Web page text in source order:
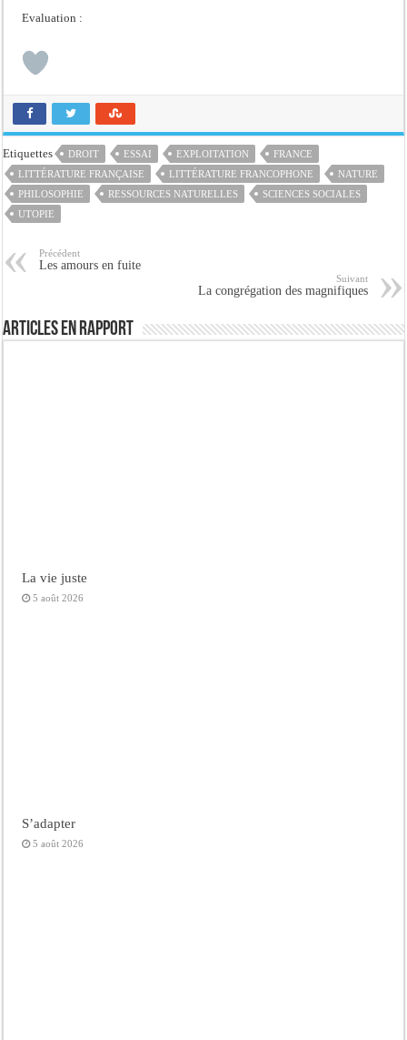
Evaluation :
Etiquettes DROIT ESSAI EXPLOITATION
FRANCE
LITTÉRATURE FRANÇAISE
LITTÉRATURE FRANCOPHONE
NATURE
PHILOSOPHIE
RESSOURCES NATURELLES
SCIENCES SOCIALES
UTOPIE
Précédent
Les amours en fuite
Suivant
La congrégation des magnifiques
Articles en rapport
La vie juste
5 août 2026
S’adapter
5 août 2026